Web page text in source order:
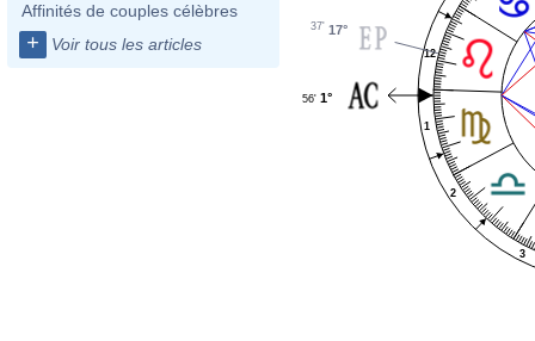
Affinités de couples célèbres
+ Voir tous les articles
1
2
3
12
17°
37'
1°
56'